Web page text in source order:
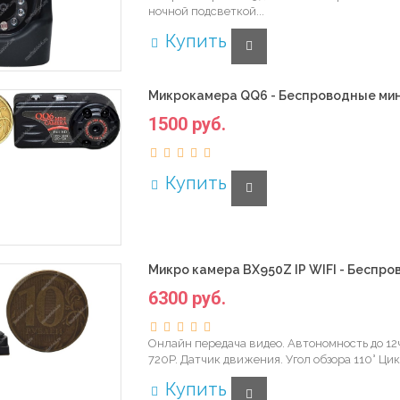
ночной подсветкой...
Купить
Микрокамера QQ6 - Беспроводные
1500 руб.
Купить
Микро камера BX950Z IP WIFI -
6300 руб.
Онлайн передача видео. Автономность до
720P. Датчик движения. Угол обзора 110°
Купить